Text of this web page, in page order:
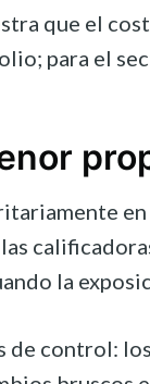
que el
para el
la
de control: